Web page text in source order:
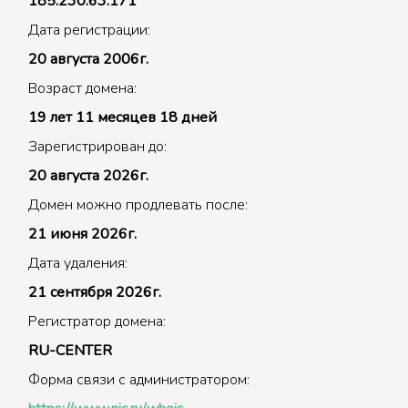
Дата регистрации:
20 августа 2006г.
Возраст домена:
19 лет 11 месяцев 18 дней
Зарегистрирован до:
20 августа 2026г.
Домен можно продлевать после:
21 июня 2026г.
Дата удаления:
21 сентября 2026г.
Регистратор домена:
RU-CENTER
Форма связи с администратором: